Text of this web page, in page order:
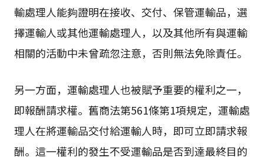
輸處理人能夠證明在接收、交付、保管運輸品，選
擇運輸人或其他運輸處理人，以及其他所有與運輸
相關的活動中未曾疏忽注意，否則無法免除責任。
另一方面，運輸處理人也被賦予重要的權利之一，
即報酬請求權。舊商法第561條第1項規定，運輸處
理人在將運輸品交付給運輸人時，即可立即請求報
酬。這一權利的發生不受運輸品是否到達最終目的